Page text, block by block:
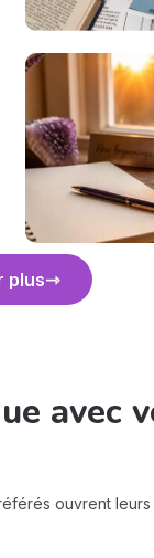
plus
avec
ouvrent